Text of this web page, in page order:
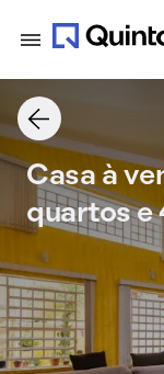
Casa à
quartos e